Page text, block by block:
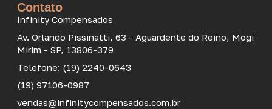
Contato
Infinity Compensados
Av. Orlando Pissinatti, 63 - Aguardente do Reino, Mogi
Mirim - SP, 13806-379
Telefone: (19) 2240-0643
(19) 97106-0987
vendas@infinitycompensados.com.br